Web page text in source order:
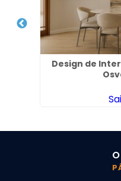
Design de